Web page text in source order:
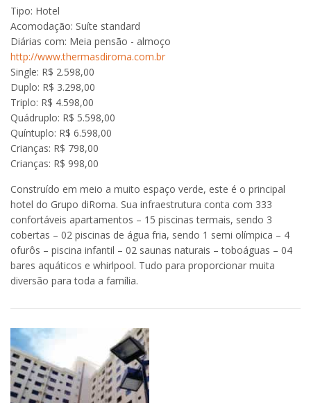
Tipo: Hotel
Acomodação: Suíte standard
Diárias com: Meia pensão - almoço
http://www.thermasdiroma.com.br
Single: R$ 2.598,00
Duplo: R$ 3.298,00
Triplo: R$ 4.598,00
Quádruplo: R$ 5.598,00
Quíntuplo: R$ 6.598,00
Crianças: R$ 798,00
Crianças: R$ 998,00
Construído em meio a muito espaço verde, este é o principal
hotel do Grupo diRoma. Sua infraestrutura conta com 333
confortáveis apartamentos – 15 piscinas termais, sendo 3
cobertas – 02 piscinas de água fria, sendo 1 semi olímpica – 4
ofurôs – piscina infantil – 02 saunas naturais – toboáguas – 04
bares aquáticos e whirlpool. Tudo para proporcionar muita
diversão para toda a família.